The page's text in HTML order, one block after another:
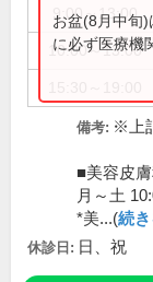
9:00～13:00
10:00～13:00
お盆(8月中旬
に必ず医療機
備考: ※上
■美容皮
月～土
*美...(続
休診日: 日、祝